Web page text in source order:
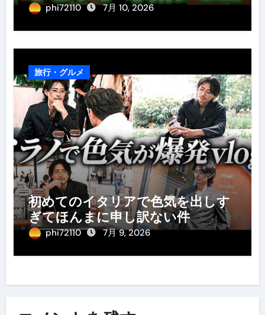
phi72110 7月 10, 2026
旅行・グルメ
初めてのイタリアで色気を出しす
ぎてほんまに申し訳ない件
phi72110 7月 9, 2026